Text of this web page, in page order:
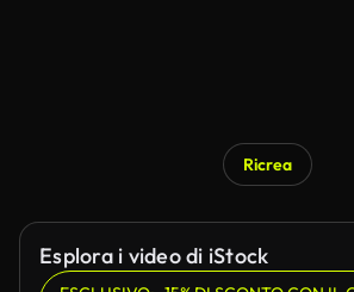
Ricrea
Esplora i video di iStock